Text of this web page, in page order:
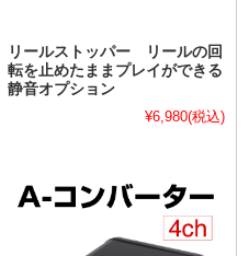
リールストッパー リールの回
転を止めたままプレイができる
静音オプション
¥6,980(税込)